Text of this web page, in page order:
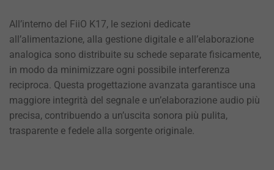
All’interno del FiiO K17, le sezioni dedicate
all’alimentazione, alla gestione digitale e all’elaborazione
analogica sono distribuite su schede separate fisicamente,
in modo da minimizzare ogni possibile interferenza
reciproca. Questa progettazione avanzata garantisce una
maggiore integrità del segnale e un’elaborazione audio più
precisa, contribuendo a un’uscita sonora più pulita,
trasparente e fedele alla sorgente originale.